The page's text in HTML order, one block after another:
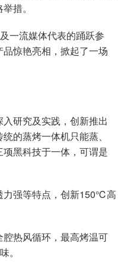
措。
一流媒体代表的踊跃参
惊艳亮相，掀起了一场
研究及实践，创新推出
的蒸烤一体机只能蒸、
黑科技于一体，可谓是
力强等特点，创新150℃高
热风循环，最高烤温可
。